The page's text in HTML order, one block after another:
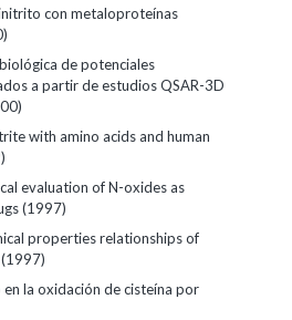
con metaloproteínas
de potenciales
a partir de estudios QSAR-3D
with amino acids and human
evaluation of N-oxides as
(1997)
properties relationships of
la oxidación de cisteína por